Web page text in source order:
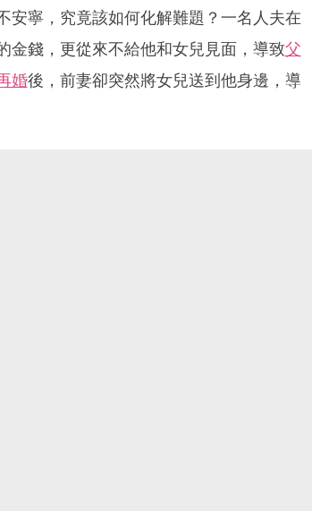
安寧，究竟該如何化解難題？一名人夫在
金錢，更從來不給他和女兒見面，導致父
婚後，前妻卻突然將女兒送到他身邊，導